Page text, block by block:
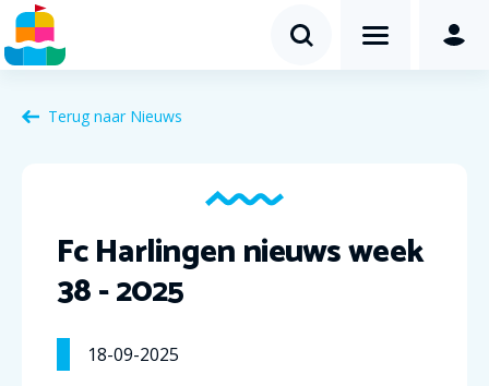
Terug naar Nieuws
Fc Harlingen nieuws week
38 - 2025
18-09-2025